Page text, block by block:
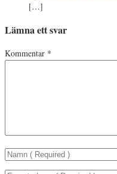
[…]
Lämna ett svar
Kommentar *